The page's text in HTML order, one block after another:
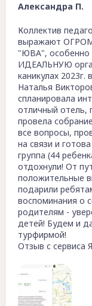
Александра П.
Коллектив
выражают
"ЮВА", особенно
ИДЕАЛЬНУЮ
каникулах 2023г.
Наталья
спланировала
отличный отель,
провела
все вопросы,
на связи и
группа (44
отдохнули! От
положительные
подарили
воспоминания о
родителям -
детей! Будем и
турфирмой!
Отзыв с сервиса